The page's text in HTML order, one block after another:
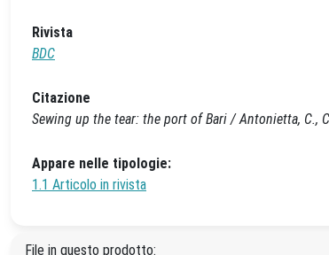
Rivista
BDC
Citazione
Sewing up the tear: the port of Bari / Antonietta, C.,
Appare nelle tipologie:
1.1 Articolo in rivista
File in questo prodotto: